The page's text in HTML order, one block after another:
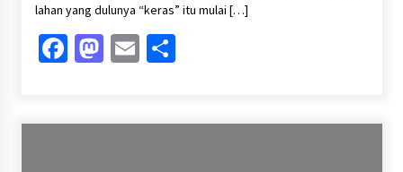
lahan yang dulunya “keras” itu mulai […]
Facebook
Mastodon
EmailShare